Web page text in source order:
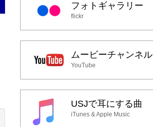
フォトギャラリー
flickr
ムービーチャンネル
YouTube
USJで耳にする曲
iTunes & Apple Music